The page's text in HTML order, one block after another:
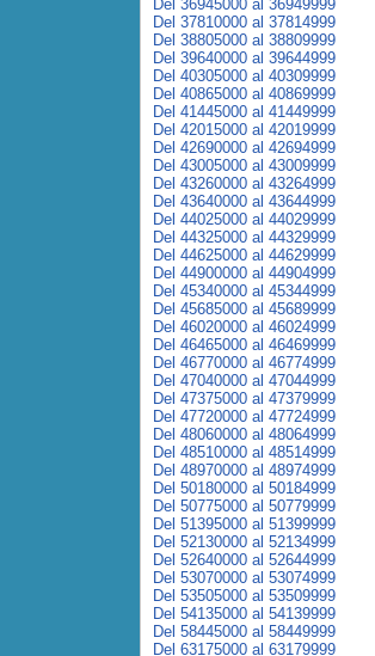
Del 36945000 al 36949999
Del 37810000 al 37814999
Del 38805000 al 38809999
Del 39640000 al 39644999
Del 40305000 al 40309999
Del 40865000 al 40869999
Del 41445000 al 41449999
Del 42015000 al 42019999
Del 42690000 al 42694999
Del 43005000 al 43009999
Del 43260000 al 43264999
Del 43640000 al 43644999
Del 44025000 al 44029999
Del 44325000 al 44329999
Del 44625000 al 44629999
Del 44900000 al 44904999
Del 45340000 al 45344999
Del 45685000 al 45689999
Del 46020000 al 46024999
Del 46465000 al 46469999
Del 46770000 al 46774999
Del 47040000 al 47044999
Del 47375000 al 47379999
Del 47720000 al 47724999
Del 48060000 al 48064999
Del 48510000 al 48514999
Del 48970000 al 48974999
Del 50180000 al 50184999
Del 50775000 al 50779999
Del 51395000 al 51399999
Del 52130000 al 52134999
Del 52640000 al 52644999
Del 53070000 al 53074999
Del 53505000 al 53509999
Del 54135000 al 54139999
Del 58445000 al 58449999
Del 63175000 al 63179999